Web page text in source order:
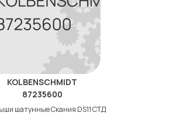
KOLBENSCHMIDT
87235600
шатунные Скания DS11 СТД